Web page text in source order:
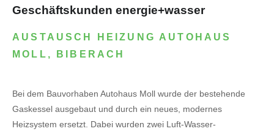
Geschäftskunden energie+wasser
AUSTAUSCH HEIZUNG AUTOHAUS
MOLL, BIBERACH
Bei dem Bauvorhaben Autohaus Moll wurde der bestehende
Gaskessel ausgebaut und durch ein neues, modernes
Heizsystem ersetzt. Dabei wurden zwei Luft-Wasser-